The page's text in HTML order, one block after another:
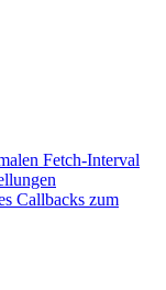
Fetch-Interval
Callbacks zum